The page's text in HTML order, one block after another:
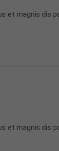
et magnis dis
et magnis dis